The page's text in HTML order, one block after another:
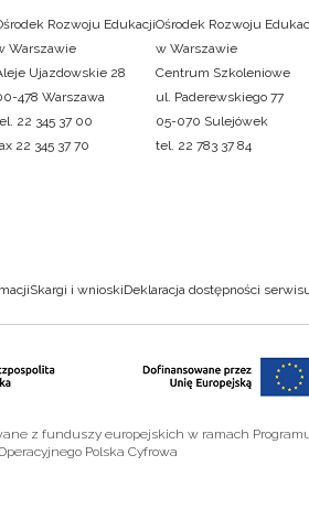
Rozwoju Edukacji
Warszawie
Ujazdowskie 28
478 Warszawa
22 345 37 00
22 345 37 70
Ośrodek Rozwoju
w Warszawie
Centrum Szkoleniowe
ul. Paderewskiego 77
05-070 Sulejówek
tel. 22 783 37 84
Skargi i wnioskiDeklaracja dostępności
z funduszy europejskich w ramach
Polska Cyfrowa